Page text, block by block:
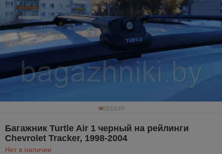
Багажник Turtle Air 1 черный на рейлинги
Chevrolet Tracker, 1998-2004
Нет в наличии